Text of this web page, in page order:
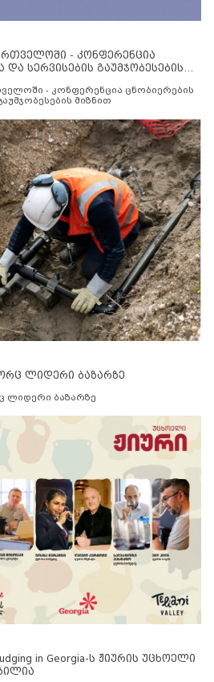
- კონფერენცია
სერვისების გაუმჯობესების
- კონფერენცია ცნობიერების
მიზნით
ლიდერი ბაზარზე
ლიდერი ბაზარზე
in Georgia-ს ჟიურის უცხოელი